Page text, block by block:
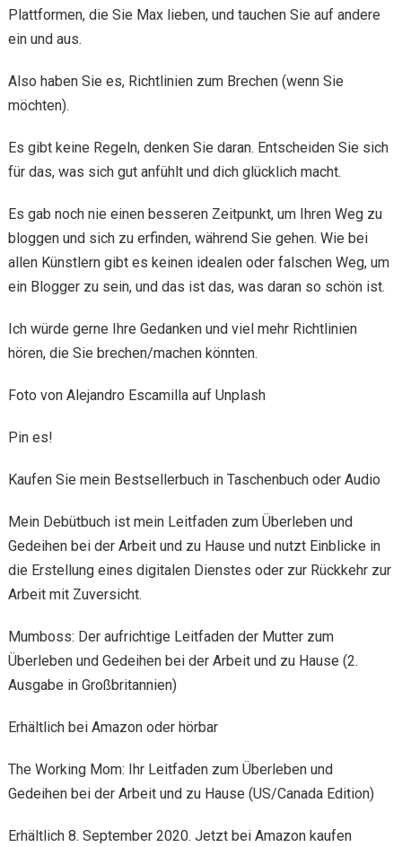
Plattformen, die Sie Max lieben, und tauchen Sie auf andere
ein und aus.
Also haben Sie es, Richtlinien zum Brechen (wenn Sie
möchten).
Es gibt keine Regeln, denken Sie daran. Entscheiden Sie sich
für das, was sich gut anfühlt und dich glücklich macht.
Es gab noch nie einen besseren Zeitpunkt, um Ihren Weg zu
bloggen und sich zu erfinden, während Sie gehen. Wie bei
allen Künstlern gibt es keinen idealen oder falschen Weg, um
ein Blogger zu sein, und das ist das, was daran so schön ist.
Ich würde gerne Ihre Gedanken und viel mehr Richtlinien
hören, die Sie brechen/machen könnten.
Foto von Alejandro Escamilla auf Unplash
Pin es!
Kaufen Sie mein Bestsellerbuch in Taschenbuch oder Audio
Mein Debütbuch ist mein Leitfaden zum Überleben und
Gedeihen bei der Arbeit und zu Hause und nutzt Einblicke in
die Erstellung eines digitalen Dienstes oder zur Rückkehr zur
Arbeit mit Zuversicht.
Mumboss: Der aufrichtige Leitfaden der Mutter zum
Überleben und Gedeihen bei der Arbeit und zu Hause (2.
Ausgabe in Großbritannien)
Erhältlich bei Amazon oder hörbar
The Working Mom: Ihr Leitfaden zum Überleben und
Gedeihen bei der Arbeit und zu Hause (US/Canada Edition)
Erhältlich 8. September 2020. Jetzt bei Amazon kaufen